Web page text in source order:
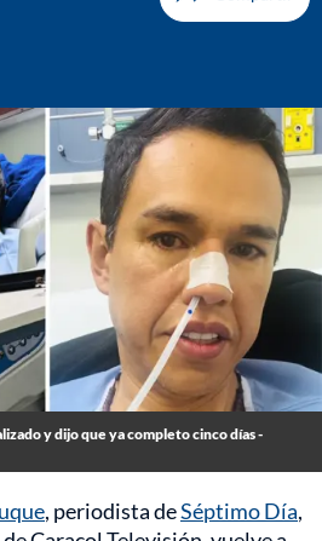
y dijo que ya completo cinco días -
, periodista deSéptimo Día,